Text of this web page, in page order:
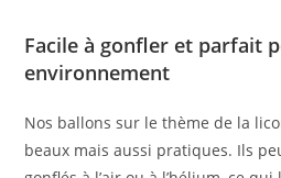
Facile à gonfler et parfait
environnement
Nos ballons sur le thème de la
beaux mais aussi pratiques. Ils